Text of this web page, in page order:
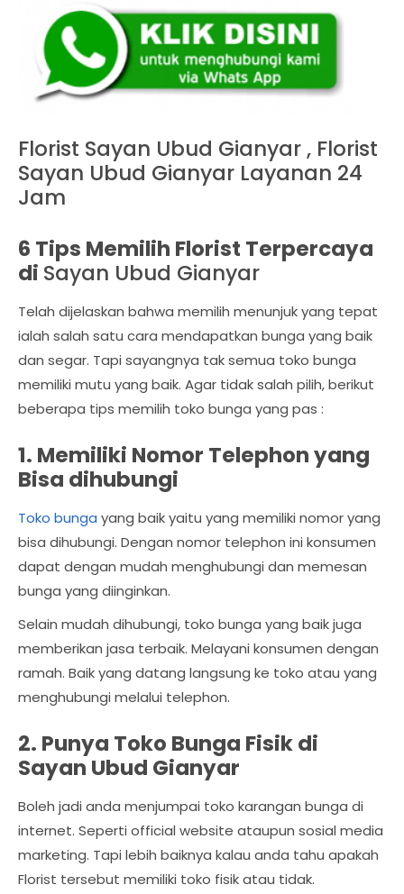
Florist Sayan Ubud Gianyar , Florist
Sayan Ubud Gianyar Layanan 24
Jam
6 Tips Memilih Florist Terpercaya
di Sayan Ubud Gianyar
Telah dijelaskan bahwa memilih menunjuk yang tepat
ialah salah satu cara mendapatkan bunga yang baik
dan segar. Tapi sayangnya tak semua toko bunga
memiliki mutu yang baik. Agar tidak salah pilih, berikut
beberapa tips memilih toko bunga yang pas :
1. Memiliki Nomor Telephon yang
Bisa dihubungi
Toko bunga yang baik yaitu yang memiliki nomor yang
bisa dihubungi. Dengan nomor telephon ini konsumen
dapat dengan mudah menghubungi dan memesan
bunga yang diinginkan.
Selain mudah dihubungi, toko bunga yang baik juga
memberikan jasa terbaik. Melayani konsumen dengan
ramah. Baik yang datang langsung ke toko atau yang
menghubungi melalui telephon.
2. Punya Toko Bunga Fisik di
Sayan Ubud Gianyar
Boleh jadi anda menjumpai toko karangan bunga di
internet. Seperti official website ataupun sosial media
marketing. Tapi lebih baiknya kalau anda tahu apakah
Florist tersebut memiliki toko fisik atau tidak.